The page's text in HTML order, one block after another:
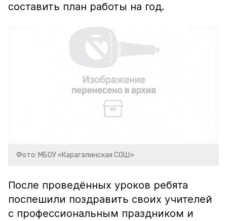
составить план работы на год.
Фото: МБОУ «Карагалинская СОШ»
После проведённых уроков ребята
поспешили поздравить своих учителей
с профессиональным праздником и